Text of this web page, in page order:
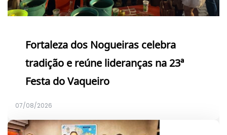
Fortaleza dos Nogueiras celebra
tradição e reúne lideranças na 23ª
Festa do Vaqueiro
07/08/2026